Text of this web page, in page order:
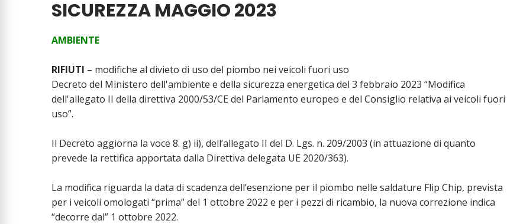
SICUREZZA MAGGIO 2023
AMBIENTE
RIFIUTI – modifiche al divieto di uso del piombo nei veicoli fuori uso
Decreto del Ministero dell'ambiente e della sicurezza energetica del 3 febbraio 2023 “Modifica
dell'allegato II della direttiva 2000/53/CE del Parlamento europeo e del Consiglio relativa ai veicoli fuori
uso”.
Il Decreto aggiorna la voce 8. g) ii), dell’allegato II del D. Lgs. n. 209/2003 (in attuazione di quanto
prevede la rettifica apportata dalla Direttiva delegata UE 2020/363).
La modifica riguarda la data di scadenza dell’esenzione per il piombo nelle saldature Flip Chip, prevista
per i veicoli omologati “prima” del 1 ottobre 2022 e per i pezzi di ricambio, la nuova correzione indica
“decorre dal” 1 ottobre 2022.